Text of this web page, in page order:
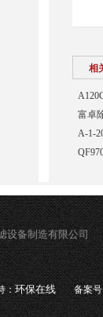
相
富卓
A-1-
设备制造有限公司
：环保在线 备案